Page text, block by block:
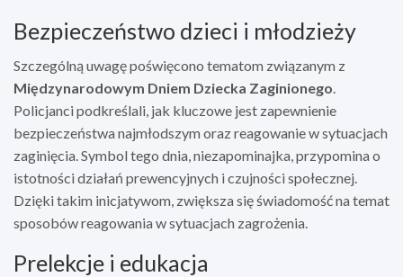
Bezpieczeństwo dzieci i młodzieży
Szczególną uwagę poświęcono tematom związanym z
Międzynarodowym Dniem Dziecka Zaginionego
Policjanci podkreślali, jak kluczowe jest zapewnienie
bezpieczeństwa najmłodszym oraz reagowanie w sytuacjach
zaginięcia. Symbol tego dnia, niezapominajka, przypomina o
istotności działań prewencyjnych i czujności społecznej.
Dzięki takim inicjatywom, zwiększa się świadomość na temat
sposobów reagowania w sytuacjach zagrożenia.
Prelekcje i edukacja